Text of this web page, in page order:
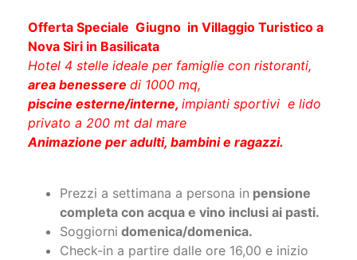
Offerta Speciale Giugno in Villaggio Turistico a
Nova Siri in Basilicata
Hotel 4 stelle ideale per famiglie con ristoranti,
area benessere di 1000 mq,
piscine esterne/interne, impianti sportivi e lido
privato a 200 mt dal mare
Animazione per adulti, bambini e ragazzi.
Prezzi a settimana a persona in pensione
completa con acqua e vino inclusi ai pasti.
Soggiorni domenica/domenica.
Check-in a partire dalle ore 16,00 e inizio